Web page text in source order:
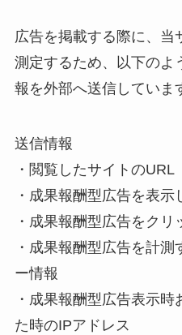
広告を掲載する際に、当
測定するため、以下のよ
報を外部へ送信していま
送信情報
・閲覧したサイトのURL
・成果報酬型広告を表示
・成果報酬型広告をクリ
・成果報酬型広告を計
ー情報
・成果報酬型広告表示
た時のIPアドレス